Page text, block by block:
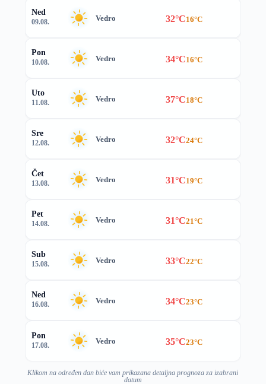
Ned
09.08. Vedro 32°C16°C
Pon
10.08. Vedro 34°C16°C
Uto
11.08. Vedro 37°C18°C
Sre
12.08. Vedro 32°C24°C
Čet
13.08. Vedro 31°C19°C
Pet
14.08. Vedro 31°C21°C
Sub
15.08. Vedro 33°C22°C
Ned
16.08. Vedro 34°C23°C
Pon
17.08. Vedro 35°C23°C
Klikom na određen dan biće vam prikazana detaljna prognoza za izabrani
datum